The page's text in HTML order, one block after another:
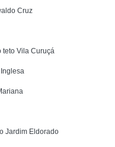
Cruz
teto Vila Curuçá
Jardim Eldorado